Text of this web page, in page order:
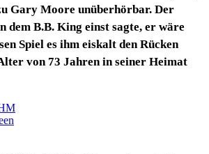
Gary Moore unüberhörbar. Der
dem B.B. King einst sagte, er wäre
Spiel es ihm eiskalt den Rücken
von 73 Jahren in seiner Heimat